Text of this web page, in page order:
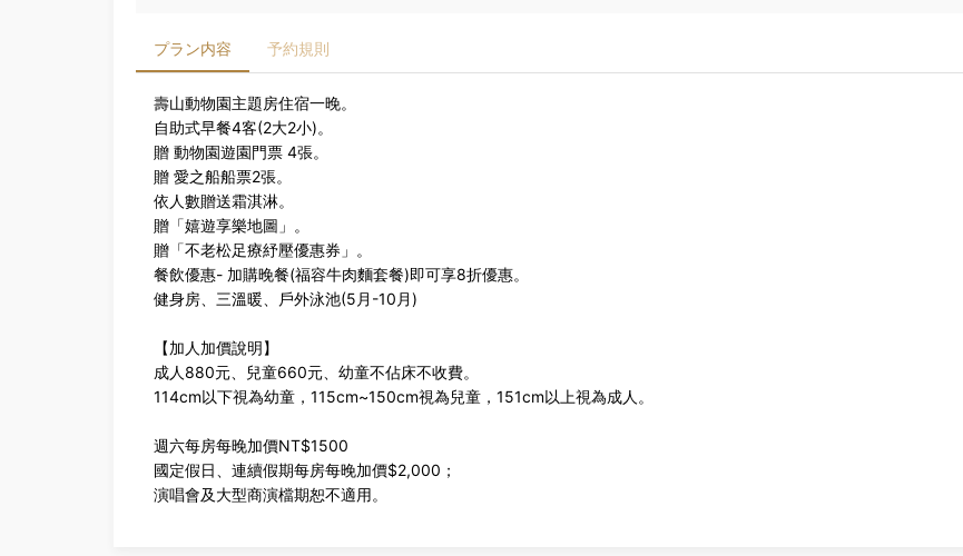
プラン内容
壽山動物園主題房住宿一晚。
自助式早餐4客(2大2小)。
贈 動物園遊園門票 4張。
贈 愛之船船票2張。
依人數贈送霜淇淋。
贈「嬉遊享樂地圖」。
贈「不老松足療紓壓優惠券」。
餐飲優惠- 加購晚餐(福容牛肉麵套餐)即可享8折優惠。
健身房、三溫暖、戶外泳池(5月-10月)
【加人加價說明】
成人880元、兒童660元、幼童不佔床不收費。
114cm以下視為幼童，115cm~150cm視為兒童，151cm以上視為成人。
週六每房每晚加價NT$1500
國定假日、連續假期每房每晚加價$2,000；
演唱會及大型商演檔期恕不適用。
予約規則